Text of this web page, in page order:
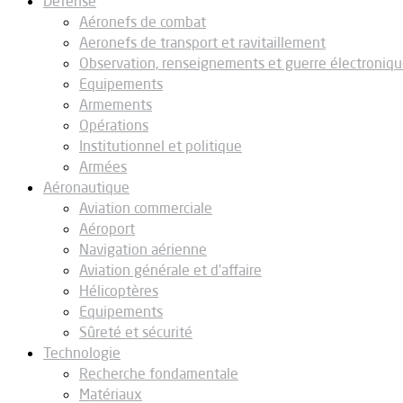
Aéronefs de combat
Aeronefs de transport et ravitaillement
Observation, renseignements et guerre
Equipements
Armements
Opérations
Institutionnel et politique
Armées
Aéronautique
Aviation commerciale
Aéroport
Navigation aérienne
Aviation générale et d’affaire
Hélicoptères
Equipements
Sûreté et sécurité
Technologie
Recherche fondamentale
Matériaux